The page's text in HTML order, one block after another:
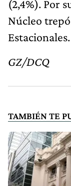
(2,4%). Por
Núcleo
Estacionales.
GZ/DCQ
TAMBIÉN TE